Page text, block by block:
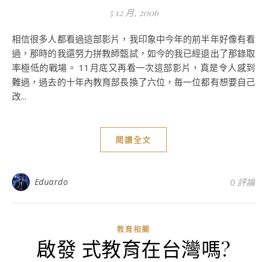
5 12 月, 2006
相信很多人都看過這部影片，我印象中今年的前半年好像有看
過，那時的我還努力拼教師甄試，如今的我已經退出了那錄取
率極低的戰場。 11月底又再看一次這部影片，真是令人感到
難過，過去的十年內教育部長換了六位，毎一位都有想要自己
改...
閱讀全文
Eduardo 0 評論
教育相關
啟發 式教育在台灣嗎?